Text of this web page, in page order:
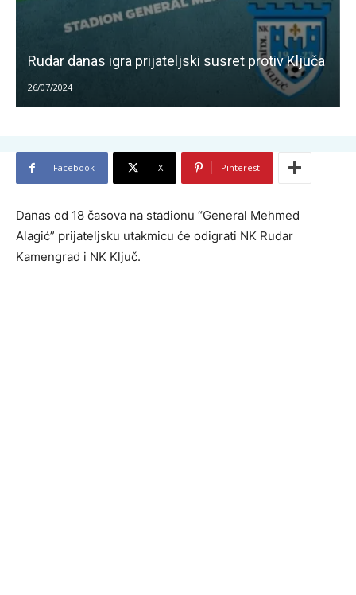
Rudar danas igra prijateljski susret protiv Ključa
26/07/2024
Facebook X Pinterest
Danas od 18 časova na stadionu “General Mehmed
Alagić” prijateljsku utakmicu će odigrati NK Rudar
Kamengrad i NK Ključ.